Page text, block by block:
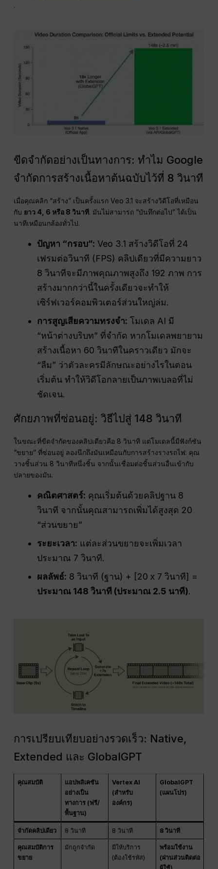
.
ขีดจำกัดอย่างเป็นทางการ: ทำไม Google
จำกัดการสร้างเนื้อหาต้นฉบับไว้ที่ 8 วินาที
เมื่อคุณคลิก “สร้าง” เป็นครั้งแรก Veo 3.1 จะสร้างวิดีโอที่เหมือน
กับ ยาว 4, 6 หรือ 8 วินาที. มันไม่สามารถ “บันทึกต่อไป” ได้เป็น
นาทีเหมือนกล้องทั่วไป.
ปัญหา “กรอบ”: Veo 3.1 สร้างวิดีโอที่ 24
เฟรมต่อวินาที (FPS) คลิปเดียวที่มีความยาว
8 วินาทีจะมีภาพคุณภาพสูงถึง 192 ภาพ การ
สร้างมากกว่านี้ในครั้งเดียวจะทำให้
เซิร์ฟเวอร์คอมพิวเตอร์ส่วนใหญ่ล่ม.
การสูญเสียความทรงจำ: โมเดล AI มี
“หน้าต่างบริบท” ที่จำกัด หากโมเดลพยายาม
สร้างเนื้อหา 60 วินาทีในคราวเดียว มักจะ
“ลืม” ว่าตัวละครมีลักษณะอย่างไรในตอน
เริ่มต้น ทำให้วิดีโอกลายเป็นภาพเบลอที่ไม่
ชัดเจน.
ศักยภาพที่ซ่อนอยู่: วิธีไปสู่ 148 วินาที
ในขณะที่ขีดจำกัดของคลิปเดียวคือ 8 วินาที แต่โมเดลนี้มีฟังก์ชัน
“ขยาย” ที่ซ่อนอยู่ ลองนึกถึงมันเหมือนกับการสร้างรางรถไฟ: คุณ
วางชิ้นส่วน 8 วินาทีหนึ่งชิ้น จากนั้นเชื่อมต่อชิ้นส่วนอื่นเข้ากับ
ปลายของมัน.
คณิตศาสตร์: คุณเริ่มต้นด้วยคลิปฐาน 8
วินาที จากนั้นคุณสามารถเพิ่มได้สูงสุด 20
“ส่วนขยาย”
ระยะเวลา: แต่ละส่วนขยายจะเพิ่มเวลา
ประมาณ 7 วินาที.
ผลลัพธ์: 8 วินาที (ฐาน) + [20 x 7 วินาที] =
ประมาณ 148 วินาที (ประมาณ 2.5 นาที).
การเปรียบเทียบอย่างรวดเร็ว: Native,
Extended และ GlobalGPT
คุณสมบัติ
แอปพลิเคชัน
อย่างเป็น
ทางการ (ฟรี/
พื้นฐาน)
Vertex AI
(สำหรับ
องค์กร)
GlobalGPT
(แผนโปร)
จำกัดคลิปเดียว 8 วินาที 8 วินาที 8 วินาที
คุณสมบัติการ
ขยาย
มักถูกจำกัด
มีให้บริการ
(ต้องใช้รหัส)
พร้อมใช้งาน
(ผ่านส่วนติดต่อ